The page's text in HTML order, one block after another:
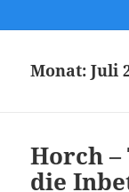
Monat:Juli
Horch –
die